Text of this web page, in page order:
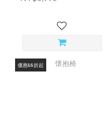
優惠88折起